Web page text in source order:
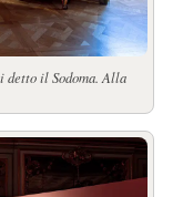
detto il Sodoma. Alla